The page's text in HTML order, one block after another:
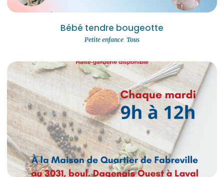
Bébé tendre bougeotte
Petite enfance, Tous